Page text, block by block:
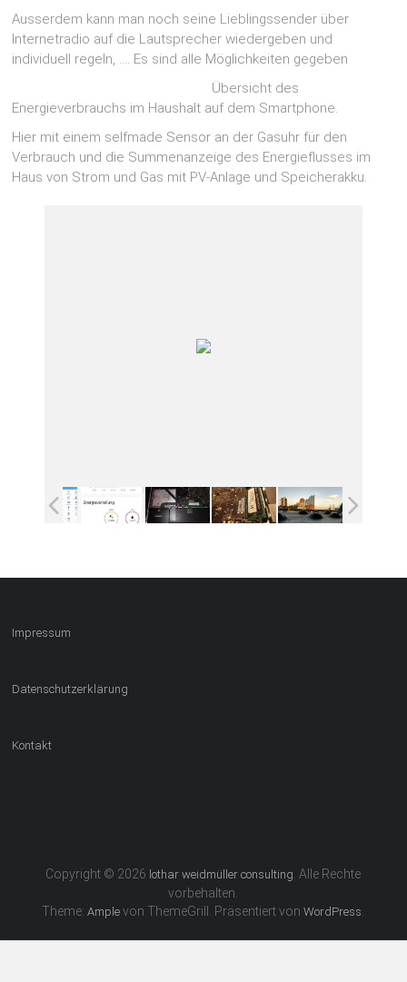
Ausserdem kann man noch seine Lieblingssender über
Internetradio auf die Lautsprecher wiedergeben und
individuell regeln, …. Es sind alle Möglichkeiten gegeben
Übersicht des
Energieverbrauchs im Haushalt auf dem Smartphone.
Hier mit einem selfmade Sensor an der Gasuhr für den
Verbrauch und die Summenanzeige des Energieflusses im
Haus von Strom und Gas mit PV-Anlage und Speicherakku.
Impressum
Datenschutzerklärung
Kontakt
Copyright © 2026 lothar weidmüller consulting . Alle Rechte
vorbehalten.
Theme:Ample von ThemeGrill. Präsentiert vonWordPress